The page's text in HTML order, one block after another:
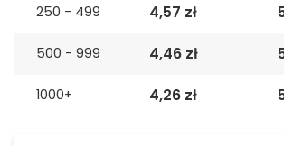
250 - 499 4,57 zł
500 - 999 4,46 zł
1000+ 4,26 zł